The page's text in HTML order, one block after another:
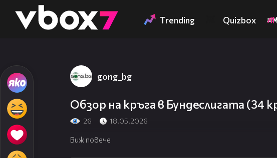
👾 Trending Quizbox
gong_bg
Обзор на кръга в Бундеслигата (34
26 18.05.2026
Виж повече